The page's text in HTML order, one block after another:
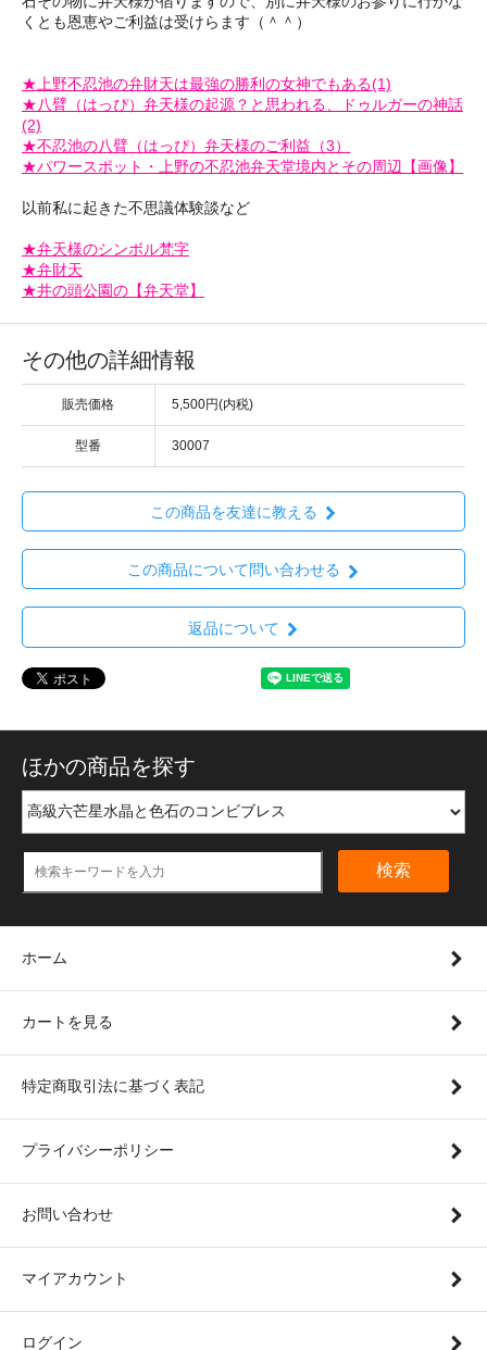
くとも恩恵やご利益は受けらます（＾＾）
★上野不忍池の弁財天は最強の勝利の女神でもある(1)
★八臂（はっぴ）弁天様の起源？と思われる、ドゥルガーの神話
(2)
★不忍池の八臂（はっぴ）弁天様のご利益（3）
★パワースポット・上野の不忍池弁天堂境内とその周辺【画像】
以前私に起きた不思議体験談など
★弁天様のシンボル梵字
★弁財天
★井の頭公園の【弁天堂】
その他の詳細情報
販売価格 5,500円(内税)
型番 30007
この商品を友達に教える
この商品について問い合わせる
返品について
ほかの商品を探す
検索
ホーム
カートを見る
特定商取引法に基づく表記
プライバシーポリシー
お問い合わせ
マイアカウント
ログイン